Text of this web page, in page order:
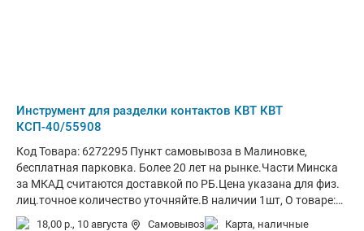
Инструмент для разделки контактов КВТ КВТ
КСП-40/55908
Код Товара: 6272295 Пункт самовывоза в Малиновке,
бесплатная парковка. Более 20 лет на рынке.Части Минска
за МКАД считаются доставкой по РБ.Цена указана для физ.
лиц.точное количество уточняйте.В наличии 1шт, О товаре:
длина 344 мм, вес 620 г
18,00 р., 10 августа Самовывоз карта, наличные